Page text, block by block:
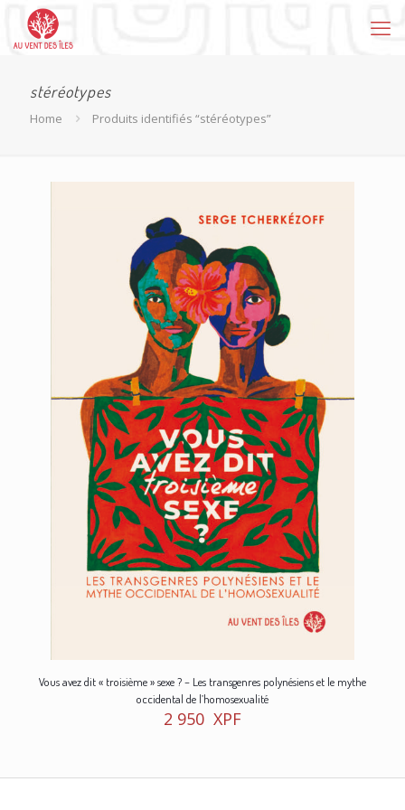
stéréotypes
Home Produits identifiés “stéréotypes”
Vous avez dit « troisième » sexe ? – Les transgenres polynésiens et le mythe
occidental de l’homosexualité
2 950 XPF